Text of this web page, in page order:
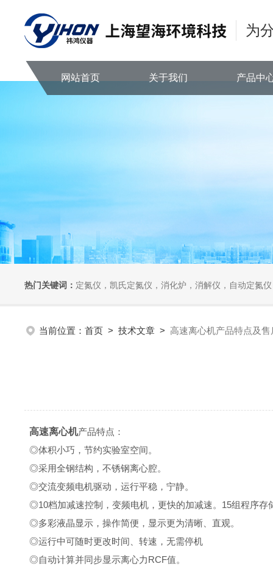
为
网站首页 关于我们 产品中
热门关键词： 定氮仪，凯氏定氮仪，消化炉，消解仪，自动定氮仪，全自
当前位置： 首页 > 技术文章 > 高速离心机产品特点及售
高速离心机产品特点：
◎体积小巧，节约实验室空间。
◎采用全钢结构，不锈钢离心腔。
◎交流变频电机驱动，运行平稳，宁静。
◎10档加减速控制，变频电机，更快的加减速。15组程序存
◎多彩液晶显示，操作简便，显示更为清晰、直观。
◎运行中可随时更改时间、转速，无需停机
◎自动计算并同步显示离心力RCF值。